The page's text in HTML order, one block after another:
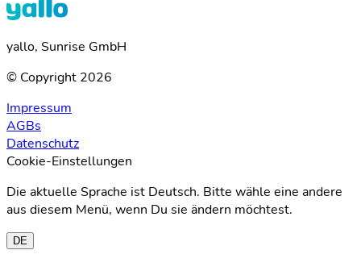
yallo, Sunrise GmbH
© Copyright 2026
Impressum
AGBs
Datenschutz
Cookie-Einstellungen
Die aktuelle Sprache ist Deutsch. Bitte wähle eine andere
aus diesem Menü, wenn Du sie ändern möchtest.
DE